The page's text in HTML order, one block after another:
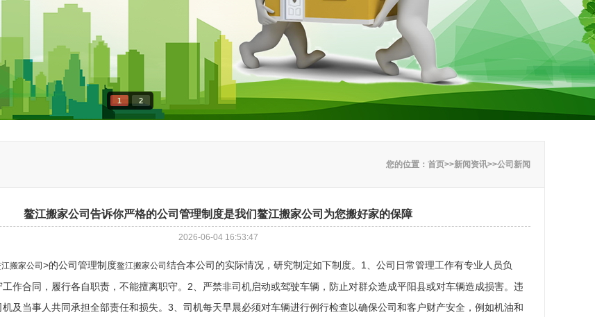
1 2
您的位置： 首页>>新闻资讯>>公司新闻
鳌江搬家公司告诉你严格的公司管理制度是我们鳌江搬家公司为您搬好家的保障
2026-06-04 16:53:47
搬家公司 >的公司管理制度鳌江搬家公司 结合本公司的实际情况，研究制定如下制度。1、公司日常管理工作有专业人员负
作合同，履行各自职责，不能擅离职守。2、严禁非司机启动或驾驶车辆，防止对群众造成平阳县或对车辆造成损害。违
及当事人共同承担全部责任和损失。3、司机每天早晨必须对车辆进行例行检查以确保公司和客户财产安全，例如机油和